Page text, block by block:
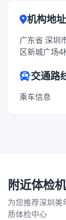
机构地址
广东省 深圳
区新城广场4
交通路
乘车信息
附近体检
为您推荐深圳美
质体检中心